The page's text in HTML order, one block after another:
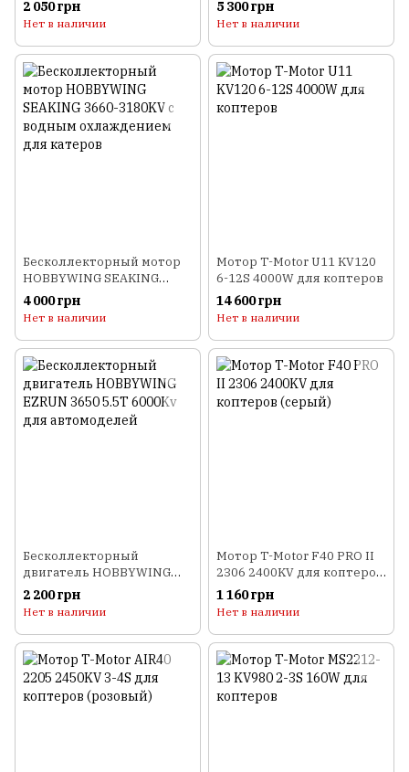
2 050 грн
Нет в наличии
5 300 грн
Нет в наличии
Бесколлекторный мотор
HOBBYWING SEAKING
3660-3180KV с водным
охлаждением для катеров
4 000 грн
Нет в наличии
Мотор T-Motor U11 KV120
6-12S 4000W для коптеров
14 600 грн
Нет в наличии
Бесколлекторный
двигатель HOBBYWING
EZRUN 3650 5.5T 6000Kv
для автомоделей
2 200 грн
Нет в наличии
Мотор T-Motor F40 PRO II
2306 2400KV для коптеров
(серый)
1 160 грн
Нет в наличии